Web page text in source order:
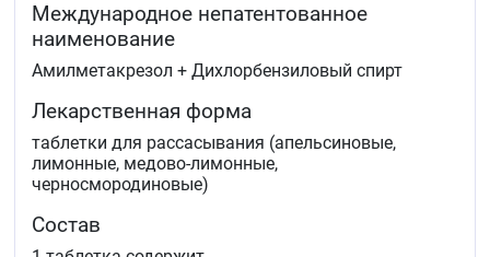
Международное непатентованное
наименование
Амилметакрезол + Дихлорбензиловый спирт
Лекарственная форма
таблетки для рассасывания (апельсиновые,
лимонные, медово-лимонные,
черносмородиновые)
Состав